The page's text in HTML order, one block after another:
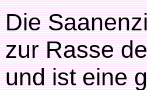
Die
zur Rasse
und ist eine